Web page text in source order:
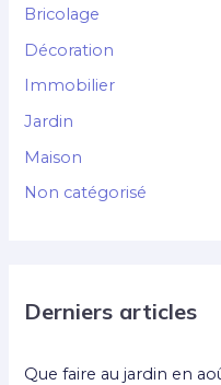
Bricolage
Décoration
Immobilier
Jardin
Maison
Non catégorisé
Derniers articles
Que faire au jardin en